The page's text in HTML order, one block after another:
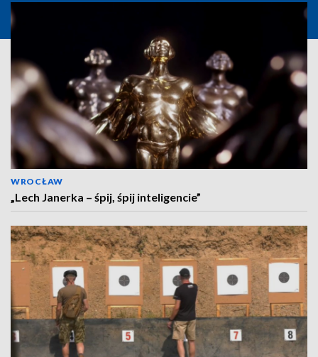
WROCŁAW
„Lech Janerka – śpij, śpij inteligencie”